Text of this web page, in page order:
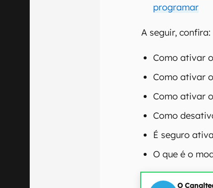
programar
A seguir, confira:
Como ativar
Como ativar
Como ativar
Como
É seguro
O que é o
O